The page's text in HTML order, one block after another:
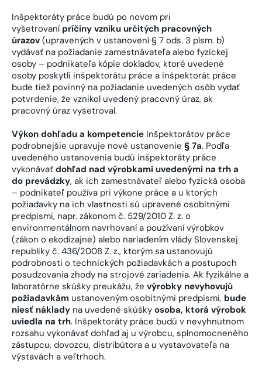
Inšpektoráty práce budú po novom pri
vyšetrovaní príčiny vzniku určitých pracovných
úrazov (upravených v ustanovení § 7 ods. 3 písm. b)
vydávať na požiadanie zamestnávateľa alebo fyzickej
osoby – podnikateľa kópie dokladov, ktoré uvedené
osoby poskytli inšpektorátu práce a inšpektorát práce
bude tiež povinný na požiadanie uvedených osôb vydať
potvrdenie, že vznikol uvedený pracovný úraz, ak
pracovný úraz vyšetroval.
Výkon dohľadu a kompetencie Inšpektorátov práce
podrobnejšie upravuje nové ustanovenie § 7a. Podľa
uvedeného ustanovenia budú inšpektoráty práce
vykonávať dohľad nad výrobkami uvedenými na trh a
do prevádzky, ak ich zamestnávateľ alebo fyzická osoba
– podnikateľ používa pri výkone práce a u ktorých
požiadavky na ich vlastnosti sú upravené osobitnými
predpismi, napr. zákonom č. 529/2010 Z. z. o
environmentálnom navrhovaní a používaní výrobkov
(zákon o ekodizajne) alebo nariadením vlády Slovenskej
republiky č. 436/2008 Z. z., ktorým sa ustanovujú
podrobnosti o technických požiadavkách a postupoch
posudzovania zhody na strojové zariadenia. Ak fyzikálne a
laboratórne skúšky preukážu, že výrobky nevyhovujú
požiadavkám ustanoveným osobitnými predpismi, bude
niesť náklady na uvedené skúšky osoba, ktorá výrobok
uviedla na trh. Inšpektoráty práce budú v nevyhnutnom
rozsahu vykonávať dohľad aj u výrobcu, splnomocneného
zástupcu, dovozcu, distribútora a u vystavovateľa na
výstavách a veľtrhoch.